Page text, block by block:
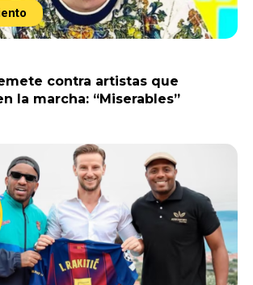
contra artistas que
la marcha: “Miserables”